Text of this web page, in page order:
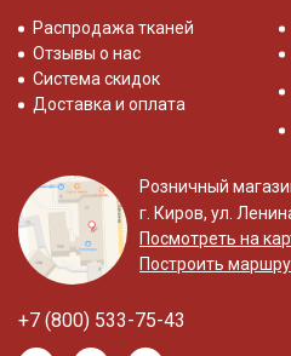
Распродажа тканей
Отзывы о нас
Система скидок
Доставка и оплата
Розничный
г. Киров, ул.
Посмотреть на
Построить
+7 (800) 533-75-43